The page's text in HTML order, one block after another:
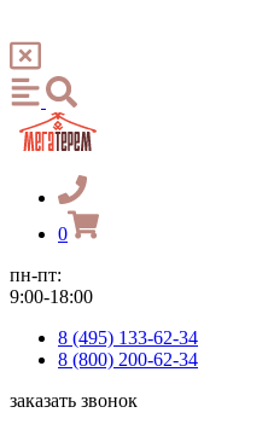
0
пн-пт:
9:00-18:00
8 (495) 133-62-34
8 (800) 200-62-34
заказать звонок